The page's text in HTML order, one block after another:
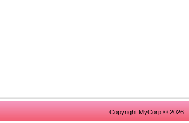
Copyright MyCorp © 2026